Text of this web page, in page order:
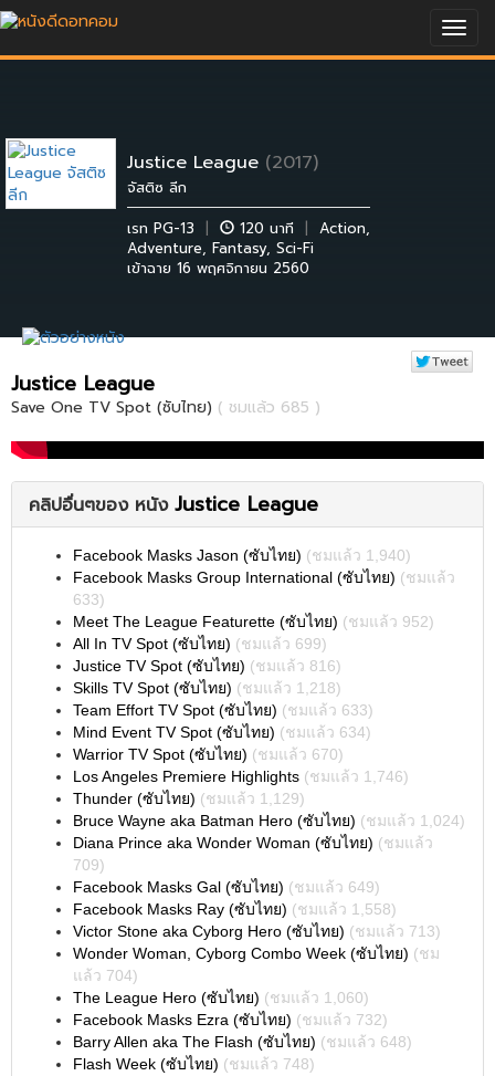
Justice League (2017)
จัสติซ ลีก
เรท PG-13
| 120 นาที | Action,
Adventure, Fantasy, Sci-Fi
เข้าฉาย 16 พฤศจิกายน 2560
Justice League
Save One TV Spot (ซับไทย) ( ชมแล้ว 685 )
คลิปอื่นๆของ หนัง Justice League
Facebook Masks Jason (ซับไทย) (ชมแล้ว 1,940)
Facebook Masks Group International (ซับไทย) (ชมแล้ว
633)
Meet The League Featurette (ซับไทย) (ชมแล้ว 952)
All In TV Spot (ซับไทย) (ชมแล้ว 699)
Justice TV Spot (ซับไทย) (ชมแล้ว 816)
Skills TV Spot (ซับไทย) (ชมแล้ว 1,218)
Team Effort TV Spot (ซับไทย) (ชมแล้ว 633)
Mind Event TV Spot (ซับไทย) (ชมแล้ว 634)
Warrior TV Spot (ซับไทย) (ชมแล้ว 670)
Los Angeles Premiere Highlights (ชมแล้ว 1,746)
Thunder (ซับไทย) (ชมแล้ว 1,129)
Bruce Wayne aka Batman Hero (ซับไทย) (ชมแล้ว 1,024)
Diana Prince aka Wonder Woman (ซับไทย) (ชมแล้ว
709)
Facebook Masks Gal (ซับไทย) (ชมแล้ว 649)
Facebook Masks Ray (ซับไทย) (ชมแล้ว 1,558)
Victor Stone aka Cyborg Hero (ซับไทย) (ชมแล้ว 713)
Wonder Woman, Cyborg Combo Week (ซับไทย) (ชม
แล้ว 704)
The League Hero (ซับไทย) (ชมแล้ว 1,060)
Facebook Masks Ezra (ซับไทย) (ชมแล้ว 732)
Barry Allen aka The Flash (ซับไทย) (ชมแล้ว 648)
Flash Week (ซับไทย) (ชมแล้ว 748)